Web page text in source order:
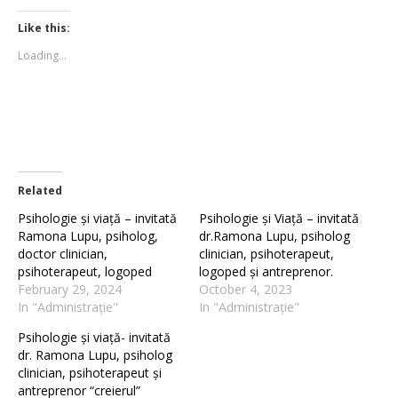
Twitter
(Opens
in
window)
Like this:
Loading...
Related
Psihologie și viață – invitată
Ramona Lupu, psiholog,
doctor clinician,
psihoterapeut, logoped
February 29, 2024
In "Administrație"
Psihologie și Viață – invitată
dr.Ramona Lupu, psiholog
clinician, psihoterapeut,
logoped și antreprenor.
October 4, 2023
In "Administrație"
Psihologie și viață- invitată
dr. Ramona Lupu, psiholog
clinician, psihoterapeut și
antreprenor “creierul”